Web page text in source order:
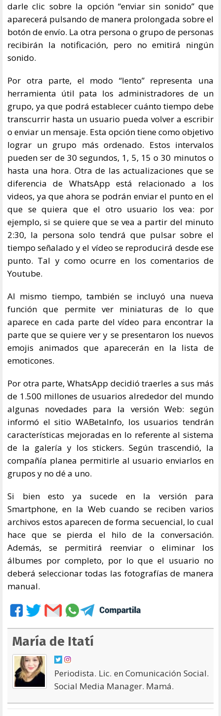
darle clic sobre la opción “enviar sin sonido” que
aparecerá pulsando de manera prolongada sobre el
botón de envío. La otra persona o grupo de personas
recibirán la notificación, pero no emitirá ningún
sonido.
Por otra parte, el modo “lento” representa una
herramienta útil pata los administradores de un
grupo, ya que podrá establecer cuánto tiempo debe
transcurrir hasta un usuario pueda volver a escribir
o enviar un mensaje. Esta opción tiene como objetivo
lograr un grupo más ordenado. Estos intervalos
pueden ser de 30 segundos, 1, 5, 15 o 30 minutos o
hasta una hora. Otra de las actualizaciones que se
diferencia de WhatsApp está relacionado a los
videos, ya que ahora se podrán enviar el punto en el
que se quiera que el otro usuario los vea: por
ejemplo, si se quiere que se vea a partir del minuto
2:30, la persona solo tendrá que pulsar sobre el
tiempo señalado y el vídeo se reproducirá desde ese
punto. Tal y como ocurre en los comentarios de
Youtube.
Al mismo tiempo, también se incluyó una nueva
función que permite ver miniaturas de lo que
aparece en cada parte del vídeo para encontrar la
parte que se quiere ver y se presentaron los nuevos
emojis animados que aparecerán en la lista de
emoticones.
Por otra parte, WhatsApp decidió traerles a sus más
de 1.500 millones de usuarios alrededor del mundo
algunas novedades para la versión Web: según
informó el sitio WABetaInfo, los usuarios tendrán
características mejoradas en lo referente al sistema
de la galería y los stickers. Según trascendió, la
compañía planea permitirle al usuario enviarlos en
grupos y no dé a uno.
Si bien esto ya sucede en la versión para
Smartphone, en la Web cuando se reciben varios
archivos estos aparecen de forma secuencial, lo cual
hace que se pierda el hilo de la conversación.
Además, se permitirá reenviar o eliminar los
álbumes por completo, por lo que el usuario no
deberá seleccionar todas las fotografías de manera
manual.
María de Itatí
Periodista. Lic. en Comunicación Social.
Social Media Manager. Mamá.